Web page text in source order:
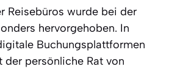
Reisebüros wurde bei der
hervorgehoben. In
Buchungsplattformen
persönliche Rat von